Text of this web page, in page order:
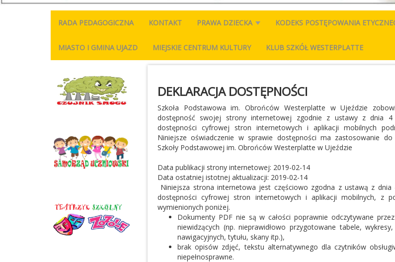
RADA PEDAGOGICZNA KONTAKT PRAWA DZIECKA KODEKS POSTĘPOWANIA
MIASTO I GMINA UJAZD MIEJSKIE CENTRUM KULTURY KLUB SZKÓŁ WESTERPLATTE
DEKLARACJA DOSTĘPNOŚCI
Szkoła Podstawowa im. Obrońców Westerplatte w Ujeździe
dostępność swojej strony internetowej zgodnie z ustawy z dnia
dostępności cyfrowej stron internetowych i aplikacji mobilnych
Niniejsze oświadczenie w sprawie dostępności ma zastosowanie
Szkoły Podstawowej im. Obrońców Westerplatte w Ujeździe
Data publikacji strony internetowej: 2019-02-14
Data ostatniej istotnej aktualizacji: 2019-02-14
Niniejsza strona internetowa jest częściowo zgodna z ustawą z
dostępności cyfrowej stron internetowych i aplikacji mobilnych, z
wymienionych poniżej.
Dokumenty PDF nie są w całości poprawnie odczytywane
niewidzących (np. nieprawidłowo przygotowane tabele,
nawigacyjnych, tytułu, skany itp.),
brak opisów zdjęć, tekstu alternatywnego dla czytników
niepełnosprawne.